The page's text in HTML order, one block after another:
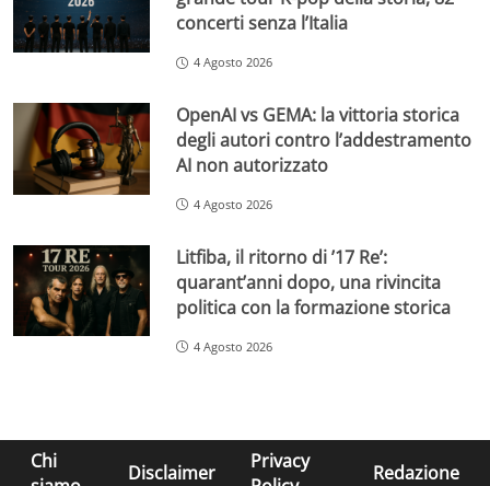
concerti senza l’Italia
4 Agosto 2026
OpenAI vs GEMA: la vittoria storica
degli autori contro l’addestramento
AI non autorizzato
4 Agosto 2026
Litfiba, il ritorno di ’17 Re’:
quarant’anni dopo, una rivincita
politica con la formazione storica
4 Agosto 2026
Chi
Disclaimer
Privacy
Redazione